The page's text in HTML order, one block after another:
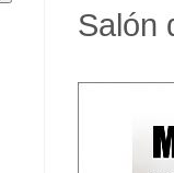
Salón